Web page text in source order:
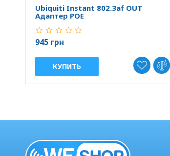
Ubiquiti Instant 802.3af OUT
Адаптер POE
945 грн
КУПИТЬ